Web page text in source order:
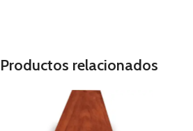
Productos relacionados